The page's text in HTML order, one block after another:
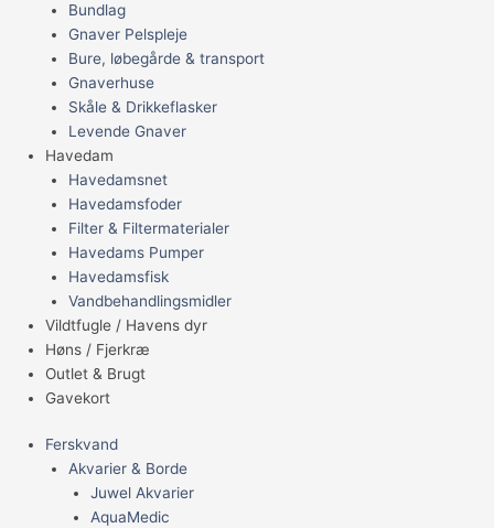
Bundlag
Gnaver Pelspleje
Bure, løbegårde & transport
Gnaverhuse
Skåle & Drikkeflasker
Levende Gnaver
Havedam
Havedamsnet
Havedamsfoder
Filter & Filtermaterialer
Havedams Pumper
Havedamsfisk
Vandbehandlingsmidler
Vildtfugle / Havens dyr
Høns / Fjerkræ
Outlet & Brugt
Gavekort
Ferskvand
Akvarier & Borde
Juwel Akvarier
AquaMedic